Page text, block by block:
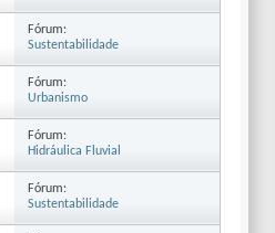
11:41Fórum:
Sustentabilidade
14:38Fórum:
Urbanismo
14:06Fórum:
Hidráulica Fluvial
13:45Fórum:
Sustentabilidade